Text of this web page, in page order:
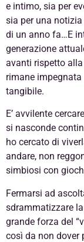
e intimo, sia per
sia per una
di un anno fa…E
generazione
avanti rispetto
rimane
tangibile.
E’ avvilente
si nasconde
ho cercato di
andare, non
simbiosi con
Fermarsi ad
sdrammatizzare
grande forza del
così da non dover